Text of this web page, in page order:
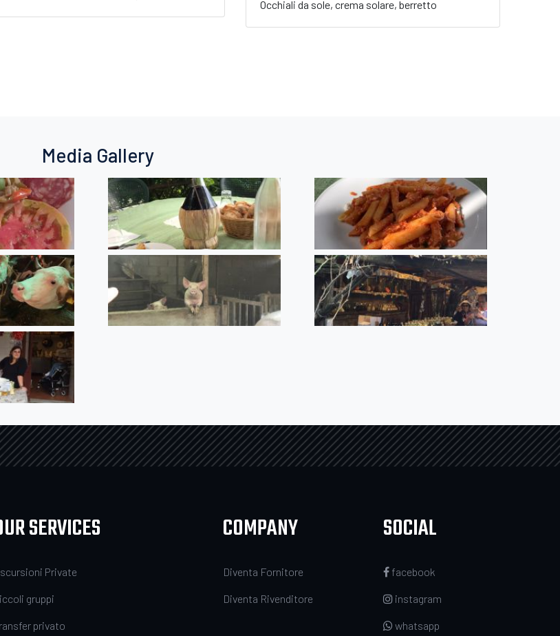
Occhiali da sole, crema solare, berretto
Media Gallery
SERVICES
Private
gruppi
privato
COMPANY
Diventa Fornitore
Diventa Rivenditore
SOCIAL
facebook
instagram
whatsapp